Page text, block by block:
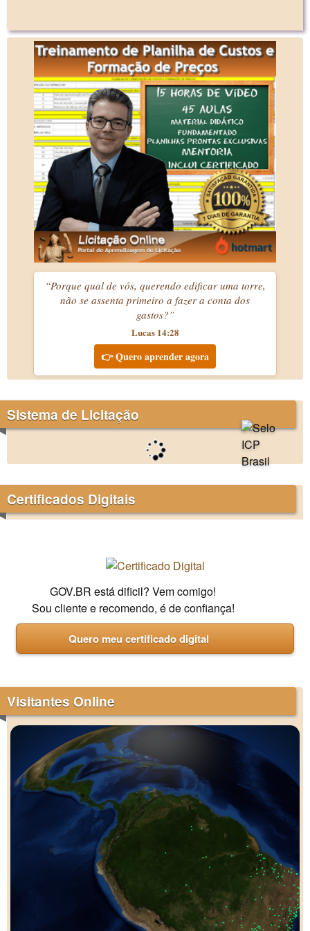
“Porque qual de vós, querendo edificar uma torre,
não se assenta primeiro a fazer a conta dos
gastos?”
Lucas 14:28
👉 Quero aprender agora
Sistema de Licitação
Certificados Digitais
GOV.BR está dificil? Vem comigo!
Sou cliente e recomendo, é de confiança!
Quero meu certificado digital
Visitantes Online